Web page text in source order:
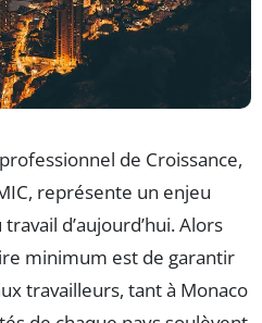
de Croissance,
représente un enjeu
d’aujourd’hui. Alors
minimum est de garantir
travailleurs, tant à Monaco